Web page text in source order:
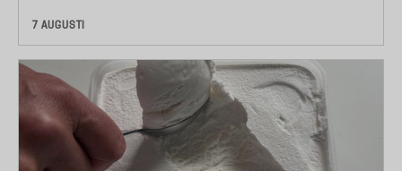
Kemisk analys
Den kemiska analysen fokuserade på mängden
konserveringsmedel i de olika produkterna.
Analysen genomfördes av Eurofins Food & Feed
Testing och omfattade ämnena natriumbensoat
(bensoesyra) och kaliumsorbat (sorbinsyra).
7 AUGUSTI